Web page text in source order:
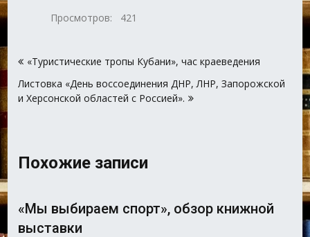
Просмотров: 421
по
записям
«Туристические тропы Кубани», час краеведения
Листовка «День воссоединения ДНР, ЛНР, Запорожской
и Херсонской областей с Россией».
Похожие записи
«Мы выбираем спорт», обзор книжной
выставки